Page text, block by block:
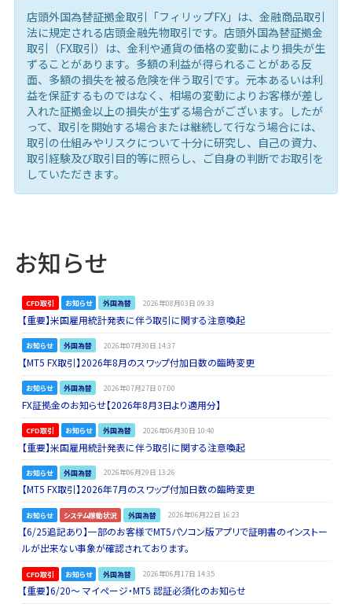
店頭外国為替証拠金取引「フィリップFX」は、金融商品取引
法に規定される店頭金融先物取引です。店頭外国為替証拠金
取引（FX取引）は、金利や通貨の価格の変動により損失が生
ずることがあります。多額の利益が得られることがある反
面、多額の損失を被る危険を伴う取引です。元本あるいは利
益を保証するものではなく、相場の変動によりお客様が差し
入れた証拠金以上の損失が生ずる場合がございます。したが
って、取引を開始する場合または継続して行なう場合には、
取引の仕組みやリスクについて十分に研究し、自己の資力、
取引経験及び取引目的等に照らし、ご自身の判断でお取引を
していただきます。
お知らせ
CFD取引 お知らせ 外国為替 2026年08月03日 09:33
【重要】米国雇用統計発表に伴う取引に関する注意喚起
お知らせ 外国為替 2026年07月30日 14:37
【MT5 FX取引】2026年8月のスワップ付加日数の臨時変更
お知らせ 外国為替 2026年07月27日 07:00
FX証拠金のお知らせ【2026年8月3日より適用分】
CFD取引 お知らせ 外国為替 2026年06月30日 10:40
【重要】米国雇用統計発表に伴う取引に関する注意喚起
お知らせ 外国為替 2026年06月29日 13:26
【MT5 FX取引】2026年7月のスワップ付加日数の臨時変更
お知らせ システム稼動状況 外国為替 2026年06月22日 16:23
【6/25追記あり】一部のお客様でMT5パソコン版アプリで証明書のインストー
ルが出来ない事象が確認されております。
CFD取引 お知らせ 外国為替 2026年06月17日 14:35
【重要】6/20～ マイページ・MT5 認証必須化のお知らせ